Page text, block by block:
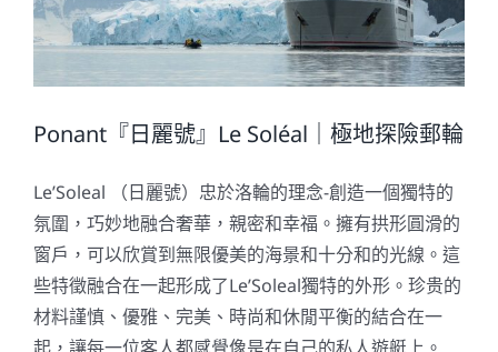
Ponant『日麗號』Le Soléal｜極地探險郵輪
Le’Soleal （日麗號）忠於洛輪的理念-創造一個獨特的
氛圍，巧妙地融合奢華，親密和幸福。擁有拱形圓滑的
窗戶，可以欣賞到無限優美的海景和十分和的光線。這
些特徵融合在一起形成了Le’Soleal獨特的外形。珍贵的
材料謹慎、優雅、完美、時尚和休閒平衡的結合在一